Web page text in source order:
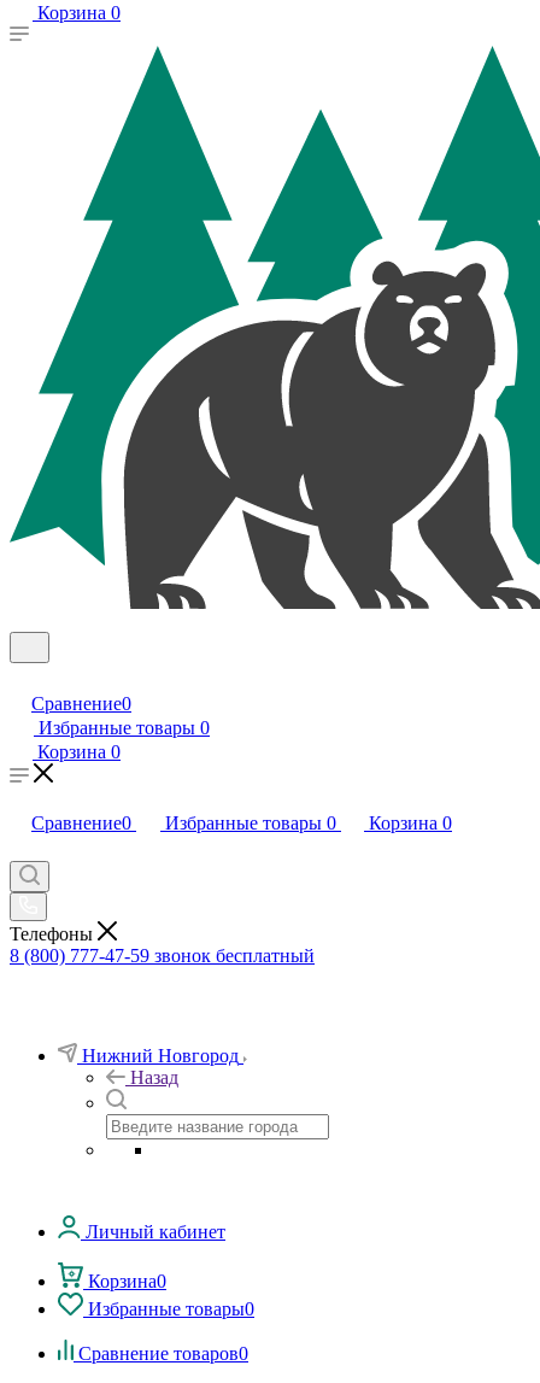
Корзина 0
Сравнение0
Избранные товары 0
Корзина 0
Сравнение0 Избранные товары 0 Корзина 0
Телефоны
8 (800) 777-47-59 звонок бесплатный
Нижний Новгород
Назад
Личный кабинет
Корзина0
Избранные товары0
Сравнение товаров0